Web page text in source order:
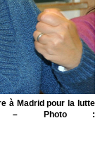
à Madrid pour la lutte
– Photo :